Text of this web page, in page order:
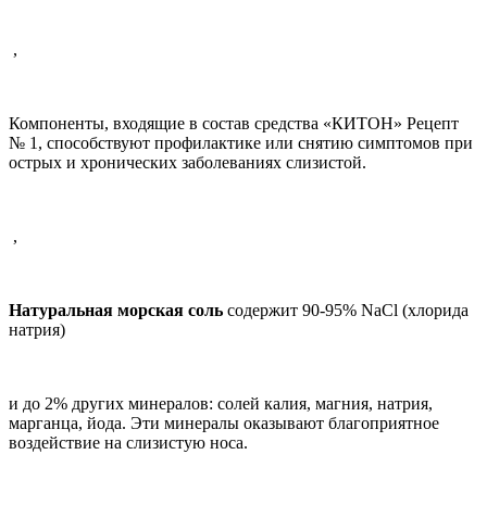
,
Компоненты, входящие в состав средства «КИТОН» Рецепт
№ 1, способствуют профилактике или снятию симптомов при
острых и хронических заболеваниях слизистой.
,
Натуральная морская соль содержит 90-95% NaCl (хлорида
натрия)
и до 2% других минералов: солей калия, магния, натрия,
марганца, йода. Эти минералы оказывают благоприятное
воздействие на слизистую носа.